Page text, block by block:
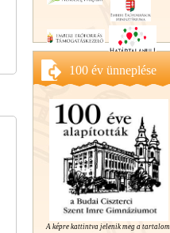
100 év ünneplése
A képre kattintva jelenik meg a tartalom.